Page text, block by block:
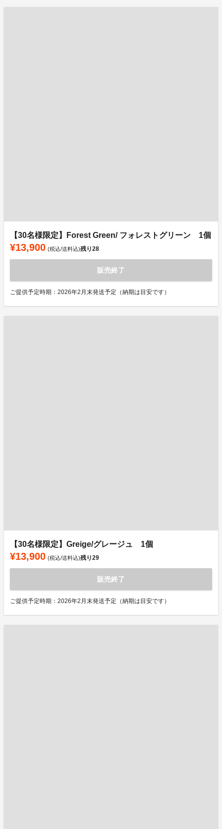
【30名様限定】Forest Green/ フォレストグリーン 1個
¥13,900 (税込/送料込)残り28
販売終了
ご提供予定時期：2026年2月末発送予定（納期は目安です）
【30名様限定】Greige/グレージュ 1個
¥13,900 (税込/送料込)残り29
販売終了
ご提供予定時期：2026年2月末発送予定（納期は目安です）